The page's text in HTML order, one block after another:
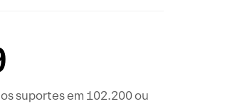
suportes em 102.200 ou